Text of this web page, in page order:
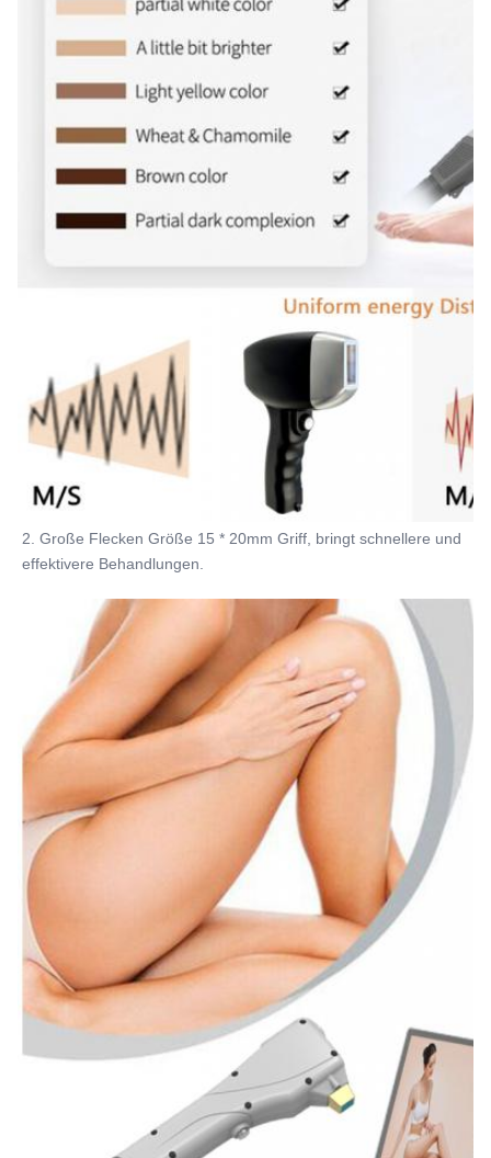
2. Große Flecken Größe 15 * 20mm Griff, bringt schnellere und
effektivere Behandlungen.